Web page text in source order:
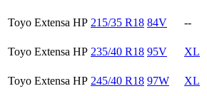
Toyo Extensa HP 215/35 R18 84V --
Toyo Extensa HP 235/40 R18 95V XL
Toyo Extensa HP 245/40 R18 97W XL